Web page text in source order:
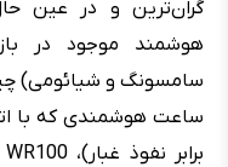
گران‌ترین و در عین
هوشمند موجود در